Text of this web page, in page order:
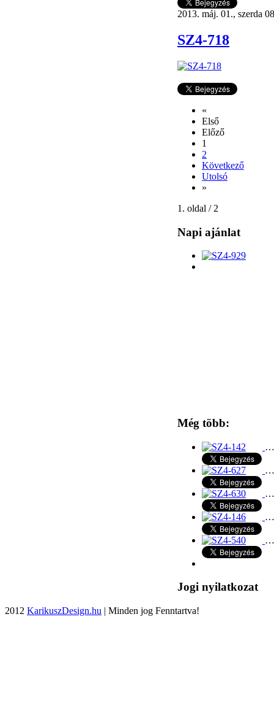
2013. máj. 01., szerda
SZ4-718
«
Első
Előző
1
2
Következő
Utolsó
»
1. oldal / 2
Napi ajánlat
Még több:
…
…
…
…
…
Jogi nyilatkozat
2012 KarikuszDesign.hu | Minden jog Fenntartva!